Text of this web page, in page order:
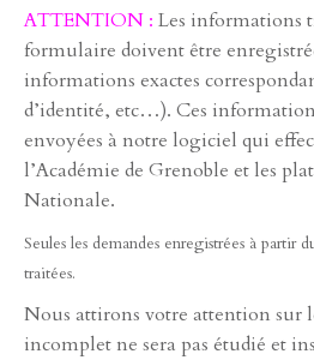
ATTENTION : Les informations
formulaire doivent être
informations exactes
d’identité, etc…). Ces
envoyées à notre logiciel qui
l’Académie de Grenoble et les
Nationale.
Seules les demandes enregistrées à partir
traitées.
Nous attirons votre attention sur
incomplet ne sera pas étudié et